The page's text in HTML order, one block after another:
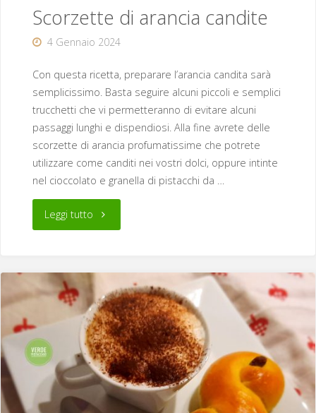
Scorzette di arancia candite
4 Gennaio 2024
Con questa ricetta, preparare l’arancia candita sarà
semplicissimo. Basta seguire alcuni piccoli e semplici
trucchetti che vi permetteranno di evitare alcuni
passaggi lunghi e dispendiosi. Alla fine avrete delle
scorzette di arancia profumatissime che potrete
utilizzare come canditi nei vostri dolci, oppure intinte
nel cioccolato e granella di pistacchi da …
Leggi tutto"Scorzette
arancia
candite"